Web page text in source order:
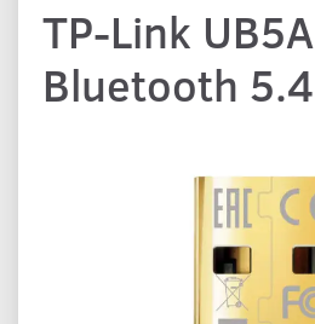
TP-Link UB5A
Bluetooth 5.4